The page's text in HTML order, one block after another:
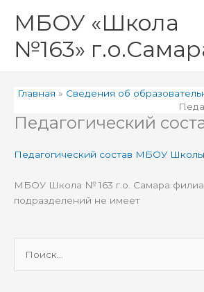
МБОУ «Школа
№163»
Главная
Сведения об
Педагогический
Педагогический состав МБОУ
МБОУ Школа № 163 г.о. Самара
подразделений не имеет